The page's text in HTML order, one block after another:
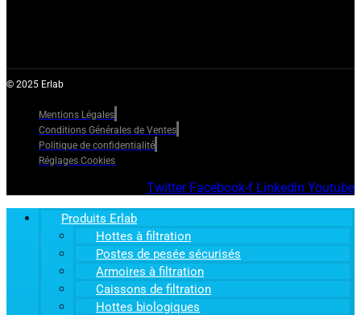
© 2025 Erlab
Mentions Légales
Conditions Générales de Ventes
Politique de confidentialité
Réglages Cookies
Twitter Facebook-f Linkedin Youtube
Produits Erlab
Hottes à filtration
Postes de pesée sécurisés
Armoires à filtration
Caissons de filtration
Hottes biologiques